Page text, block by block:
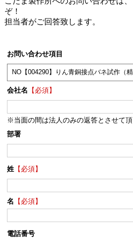
ぞ！
担当者がご回答致します。
お問い合わせ項目
会社名 【必須】
※当面の間は法人のみの返答とさせて頂
部署
姓【必須】
名 【必須】
電話番号